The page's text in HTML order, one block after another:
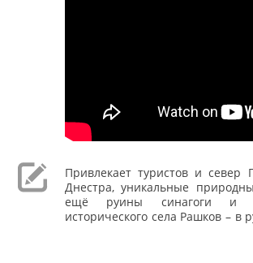
Привлекает туристов и север
Днестра, уникальные
ещё руины синагоги и
исторического села Рашков – в